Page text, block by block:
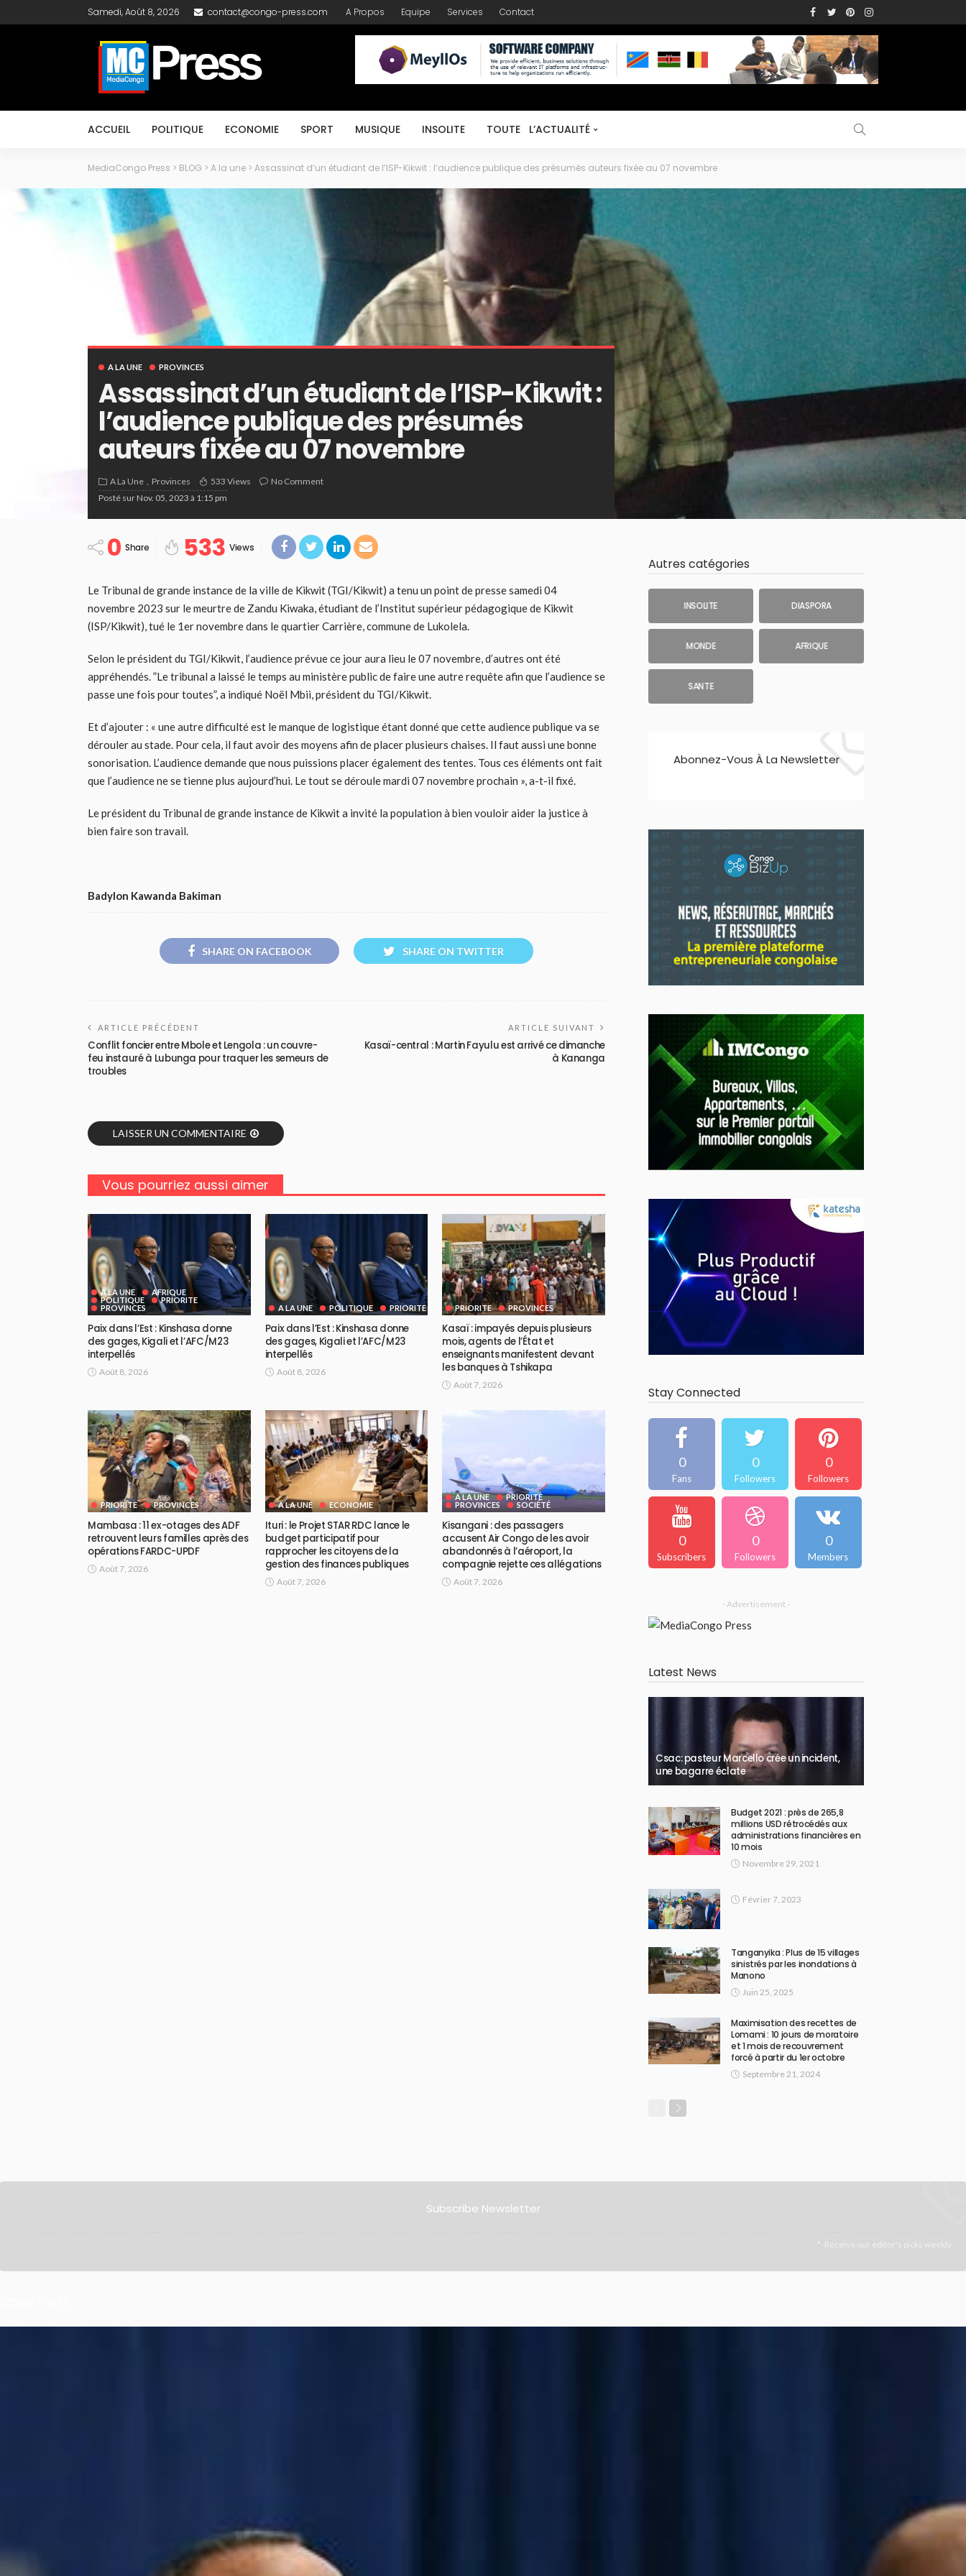
Samedi, Août 8, 2026 contact@congo-press.com A Propos Equipe Services Contact
ACCUEIL POLITIQUE ECONOMIE SPORT MUSIQUE INSOLITE TOUTE L’ACTUALITÉ
MediaCongo Press > BLOG > A la une > Assassinat d’un étudiant de l’ISP-Kikwit : l’audience publique des présumés auteurs fixée au 07 novembre
A LA UNE PROVINCES
Assassinat d’un étudiant de l’ISP-Kikwit :
l’audience publique des présumés
auteurs fixée au 07 novembre
A La Une Provinces 533 Views
No Comment
Posté sur Nov. 05, 2023 à 1:15 pm
0 Share 533 Views
Le Tribunal de grande instance de la ville de Kikwit (TGI/Kikwit) a tenu un point de presse samedi 04
novembre 2023 sur le meurtre de Zandu Kiwaka, étudiant de l’Institut supérieur pédagogique de Kikwit
(ISP/Kikwit), tué le 1er novembre dans le quartier Carrière, commune de Lukolela.
Selon le président du TGI/Kikwit, l’audience prévue ce jour aura lieu le 07 novembre, d’autres ont été
appréhendés. ”Le tribunal a laissé le temps au ministère public de faire une autre requête afin que l’audience se
passe une fois pour toutes”, a indiqué Noël Mbii, président du TGI/Kikwit.
Et d’ajouter : « une autre difficulté est le manque de logistique étant donné que cette audience publique va se
dérouler au stade. Pour cela, il faut avoir des moyens afin de placer plusieurs chaises. Il faut aussi une bonne
sonorisation. L’audience demande que nous puissions placer également des tentes. Tous ces éléments ont fait
que l’audience ne se tienne plus aujourd’hui. Le tout se déroule mardi 07 novembre prochain », a-t-il fixé.
Le président du Tribunal de grande instance de Kikwit a invité la population à bien vouloir aider la justice à
bien faire son travail.
Badylon Kawanda Bakiman
SHARE ON FACEBOOK SHARE ON TWITTER
ARTICLE PRÉCÉDENT
Conflit foncier entre Mbole et Lengola : un couvre-
feu instauré à Lubunga pour traquer les semeurs de
troubles
ARTICLE SUIVANT
Kasaï-central : Martin Fayulu est arrivé ce dimanche
à Kananga
LAISSER UN COMMENTAIRE
Vous pourriez aussi aimer
A LA UNE
AFRIQUE
POLITIQUE
PRIORITE
PROVINCES
Paix dans l’Est : Kinshasa donne
des gages, Kigali et l’AFC/M23
interpellés
Août 8, 2026
A LA UNE POLITIQUE PRIORITE
Paix dans l’Est : Kinshasa donne
des gages, Kigali et l’AFC/M23
interpellés
Août 8, 2026
PRIORITE PROVINCES
Kasaï : impayés depuis plusieurs
mois, agents de l’État et
enseignants manifestent devant
les banques à Tshikapa
Août 7, 2026
PRIORITE PROVINCES
Mambasa : 11 ex-otages des ADF
retrouvent leurs familles après des
opérations FARDC-UPDF
Août 7, 2026
A LA UNE ECONOMIE
Ituri : le Projet STAR RDC lance le
budget participatif pour
rapprocher les citoyens de la
gestion des finances publiques
Août 7, 2026
A LA UNE
PRIORITE
PROVINCES
SOCIÉTÉ
Kisangani : des passagers
accusent Air Congo de les avoir
abandonnés à l’aéroport, la
compagnie rejette ces allégations
Août 7, 2026
Autres catégories
INSOLITE DIASPORA
MONDE AFRIQUE
SANTE
Abonnez-Vous À La Newsletter
Stay Connected
0
Fans
0
Followers
0
Followers
0
Subscribers
0
Followers
0
Members
- Advertisement -
Latest News
Csac: pasteur Marcello crée un incident,
une bagarre éclate
Budget 2021 : près de 265,8
millions USD rétrocédés aux
administrations financières en
10 mois
Novembre 29, 2021
Février 7, 2023
Tanganyika : Plus de 15 villages
sinistrés par les inondations à
Manono
Juin 25, 2025
Maximisation des recettes de
Lomami : 10 jours de moratoire
et 1 mois de recouvrement
forcé à partir du 1er octobre
Septembre 21, 2024
Subscribe Newsletter
Receive our editor's picks weekly